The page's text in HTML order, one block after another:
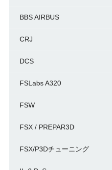
BBS AIRBUS
CRJ
DCS
FSLabs A320
FSW
FSX / PREPAR3D
FSX/P3Dチューニング